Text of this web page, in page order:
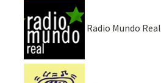
Radio Mundo Real